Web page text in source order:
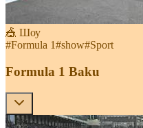
🎪 Шоу
#Formula 1#show#Sport
Formula 1 Baku